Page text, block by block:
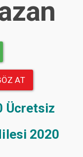
AT
Ücretsiz
2020